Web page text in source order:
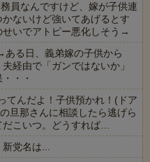
員なんですけど、嫁が子供連
ないけど強いてあげるとす
いでアトピー悪化しそう→
ある日、義弟嫁の子供から
経由で「ガンではないか」
・・
てんだよ！子供預かれ！(ドア
那さんに相談したら逃げら
だこいつ。どうすれば…
党名は...